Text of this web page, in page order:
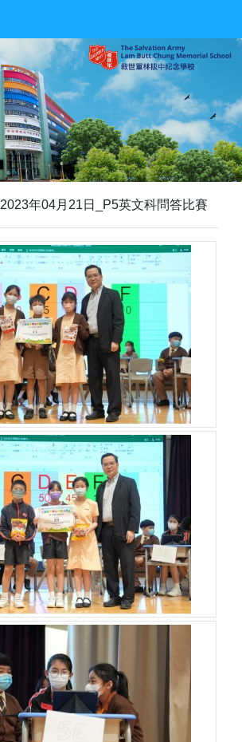
2023年04月21日_P5英文科問答比賽